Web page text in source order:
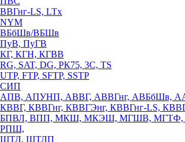
ВВГнг-LS, LTx
NYM
ВБбШв/ВБШв
ПуВ, ПуГВ
КГ, КГН, КГВВ
RG, SAT, DG, РК75, 3С, TS
UTP, FTP, SFTP, SSTP
СИП
АПВ, АПУНП, АВВГ, АВВГнг, АВБбШв,
КВВГ, КВВГнг, КВВГЭнг, КВВГнг-LS,
БПВЛ, ВПП, МКШ, МКЭШ, МГШВ, МГТФ,
РПШ,
ШТЛ, ШТЛП